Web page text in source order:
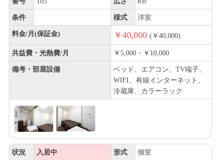
条件 様式 洋室
料金/月(保証金) ￥40,000 (￥40,000)
共益費・光熱費/月 ￥5,000・￥10,000
備考・部屋設備
ベッド、エアコン、TV端子、
WIFI、有線インターネット、
冷蔵庫、カラーラック
状況 入居中 形式 個室